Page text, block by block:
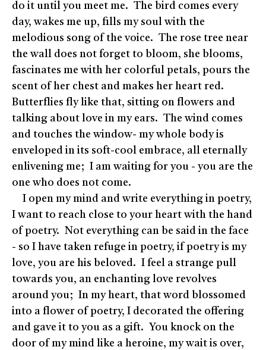
do it until you meet me. The bird comes every
day, wakes me up, fills my soul with the
melodious song of the voice. The rose tree near
the wall does not forget to bloom, she blooms,
fascinates me with her colorful petals, pours the
scent of her chest and makes her heart red.
Butterflies fly like that, sitting on flowers and
talking about love in my ears. The wind comes
and touches the window- my whole body is
enveloped in its soft-cool embrace, all eternally
enlivening me; I am waiting for you - you are the
one who does not come.
I open my mind and write everything in poetry,
I want to reach close to your heart with the hand
of poetry. Not everything can be said in the face
- so I have taken refuge in poetry, if poetry is my
love, you are his beloved. I feel a strange pull
towards you, an enchanting love revolves
around you; In my heart, that word blossomed
into a flower of poetry, I decorated the offering
and gave it to you as a gift. You knock on the
door of my mind like a heroine, my wait is over,